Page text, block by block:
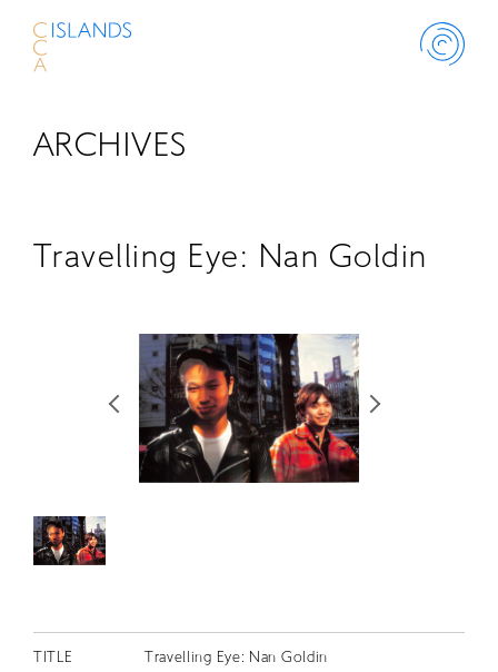
ABOUT
LIBRARY
SCHOLARSHIP
RETRACE
ARCHIVES
Travelling Eye: Nan Goldin
TITLE Travelling Eye: Nan Goldin